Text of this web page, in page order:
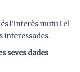
l’interès mutu i el
interessades.
seves dades